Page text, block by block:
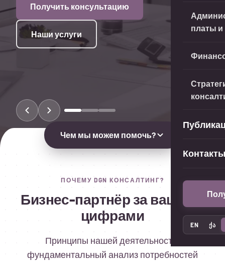
платы и
Контакты
EN ქა
Налоговый консалтинг
Чем мы можем помочь?
Платите слишком
много налогов?
Нужен надёжный
ПОЧЕМУ DGN КОНСАЛТИНГ?
Бизнес-партнёр за вашими
цифрами
Принципы нашей деятельности:
фундаментальный анализ потребностей